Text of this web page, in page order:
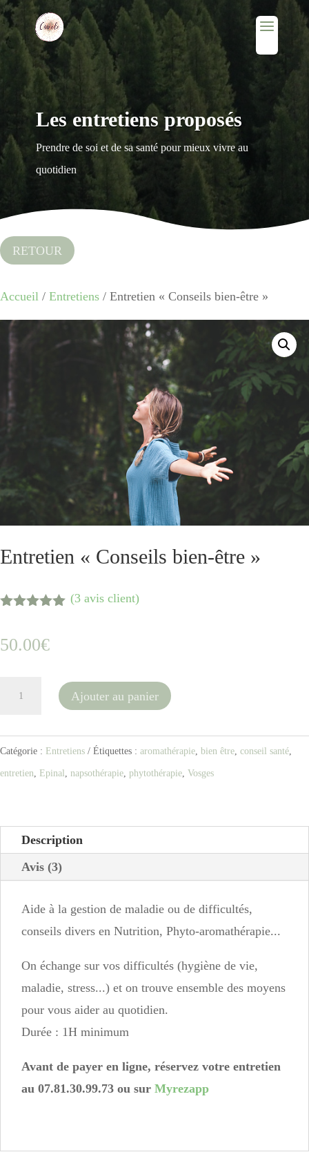
Les entretiens proposés
Prendre de soi et de sa santé pour mieux vivre au
quotidien
RETOUR
Accueil / Entretiens / Entretien « Conseils bien-être »
Entretien « Conseils bien-être »
basé sur
(3 avis client)
50.00€
"Conseils
bien-
Ajouter au panier
Catégorie : Entretiens Étiquettes : aromathérapie, bien être, conseil santé,
entretien, Epinal , napsothérapie, phytothérapie, Vosges
Description
Avis (3)
Aide à la gestion de maladie ou de difficultés,
conseils divers en Nutrition, Phyto-aromathérapie...
On échange sur vos difficultés (hygiène de vie,
maladie, stress...) et on trouve ensemble des moyens
pour vous aider au quotidien.
Durée : 1H minimum
Avant de payer en ligne, réservez votre entretien
au 07.81.30.99.73 ou sur Myrezapp